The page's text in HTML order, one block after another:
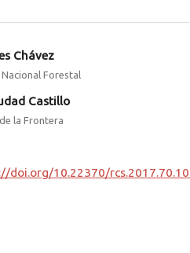
Chávez
Forestal
Castillo
la Frontera
doi.org/10.22370/